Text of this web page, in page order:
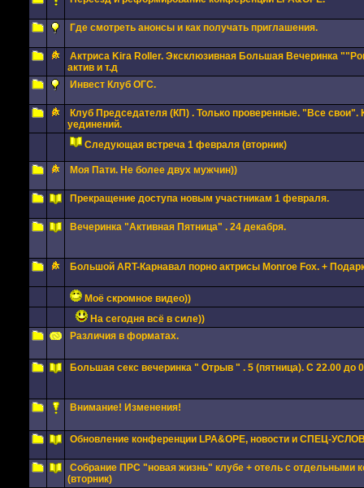
Где смотреть анонсы и как получать приглашения.
Актриса Kira Roller. Эксклюзивная Большая Вечеринка
актив и т.д
Инвест Клуб ОГС.
Клуб Председателя (КП) . Только проверенные. "Все свои".
уединений.
Следующая встреча 1 февраля (вторник)
Моя Пати. Не более двух мужчин))
Прекращение доступа новым участникам 1 февраля.
Вечеринка "Активная Пятница" . 24 декабря.
Большой ART-Карнавал порно актрисы Monroe Fox. +
Моё скромное видео))
На сегодня всё в силе))
Различия в форматах.
Большая секс вечеринка " Отрыв " . 5 (пятница). С 22.00 до
Внимание! Изменения!
Обновление конференции LPA&OPE, новости и СПЕЦ-
Собрание ПРС "новая жизнь" клубе + отель с отдельными
(вторник)